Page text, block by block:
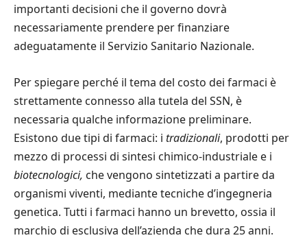
importanti decisioni che il governo dovrà
necessariamente prendere per finanziare
adeguatamente il Servizio Sanitario Nazionale.
Per spiegare perché il tema del costo dei farmaci è
strettamente connesso alla tutela del SSN, è
necessaria qualche informazione preliminare.
Esistono due tipi di farmaci: i tradizionali, prodotti per
mezzo di processi di sintesi chimico-industriale e i
biotecnologici, che vengono sintetizzati a partire da
organismi viventi, mediante tecniche d’ingegneria
genetica. Tutti i farmaci hanno un brevetto, ossia il
marchio di esclusiva dell’azienda che dura 25 anni.